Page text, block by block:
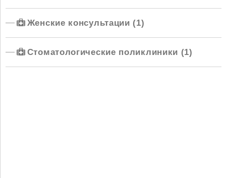
Женские консультации (1)
Стоматологические поликлиники (1)